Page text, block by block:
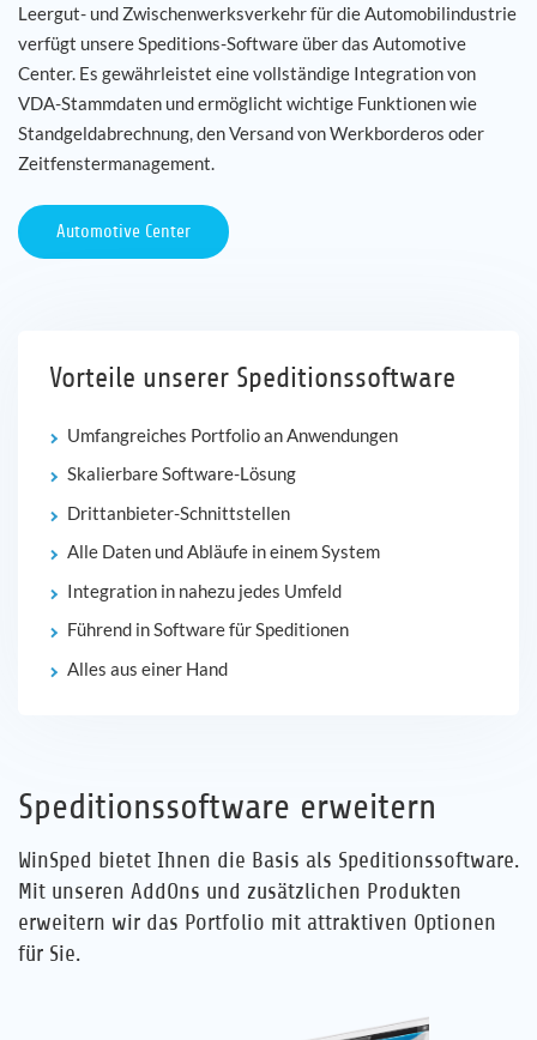
Leergut- und Zwischenwerksverkehr für die Automobilindustrie
verfügt unsere Speditions-Software über das Automotive
Center. Es gewährleistet eine vollständige Integration von
VDA-Stammdaten und ermöglicht wichtige Funktionen wie
Standgeldabrechnung, den Versand von Werkborderos oder
Zeitfenstermanagement.
Automotive Center
Vorteile unserer Speditionssoftware
Umfangreiches Portfolio an Anwendungen
Skalierbare Software-Lösung
Drittanbieter-Schnittstellen
Alle Daten und Abläufe in einem System
Integration in nahezu jedes Umfeld
Führend in Software für Speditionen
Alles aus einer Hand
Speditionssoftware erweitern
WinSped bietet Ihnen die Basis als Speditionssoftware.
Mit unseren AddOns und zusätzlichen Produkten
erweitern wir das Portfolio mit attraktiven Optionen
für Sie.